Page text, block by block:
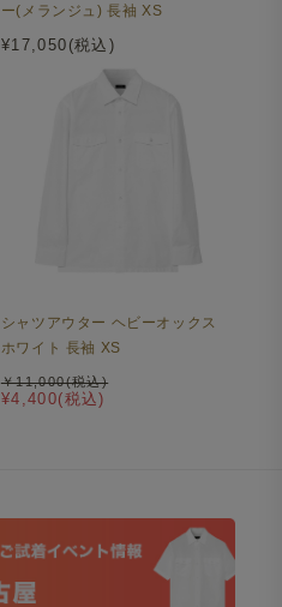
ー(メランジュ) 長袖 XS
¥17,050(税込)
シャツアウター ヘビーオックス
ホワイト 長袖 XS
¥4,400(税込)
￥11,000(税込)